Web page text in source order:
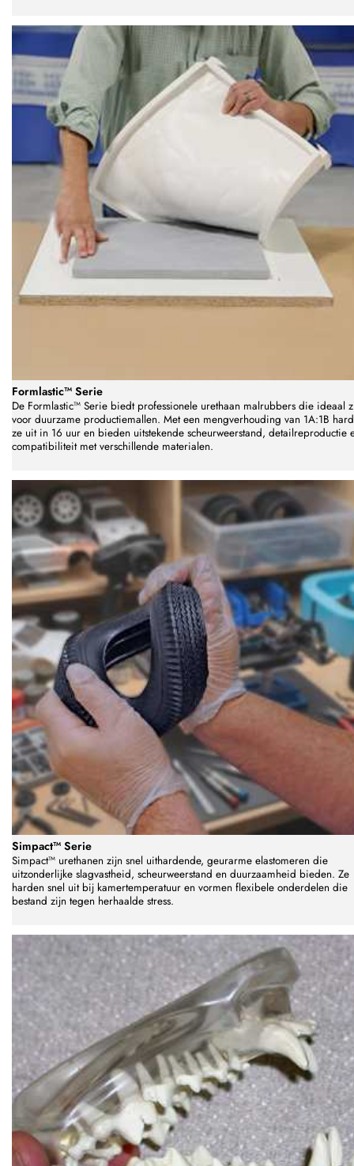
Formlastic™ Serie
De Formlastic™ Serie biedt professionele urethaan malrubbers die ideaal
voor duurzame productiemallen. Met een mengverhouding van 1A:1B
ze uit in 16 uur en bieden uitstekende scheurweerstand, detailreproductie
compatibiliteit met verschillende materialen.
Simpact™ Serie
Simpact™ urethanen zijn snel uithardende, geurarme elastomeren die
uitzonderlijke slagvastheid, scheurweerstand en duurzaamheid bieden. Ze
harden snel uit bij kamertemperatuur en vormen flexibele onderdelen die
bestand zijn tegen herhaalde stress.